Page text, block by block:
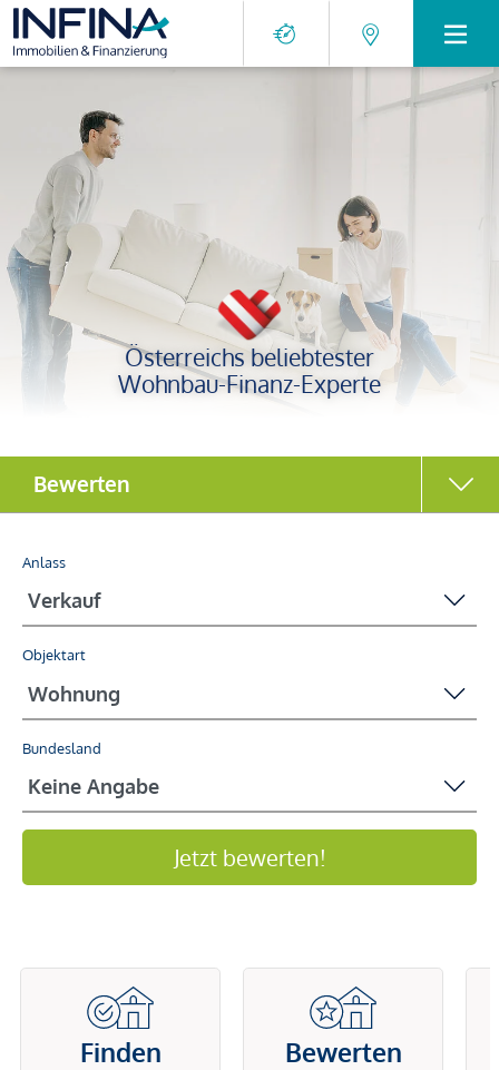
Österreichs beliebtester
Wohnbau-Finanz-Experte
Anlass
Objektart
Bundesland
Jetzt bewerten!
Bewerten
Finden Bewerten